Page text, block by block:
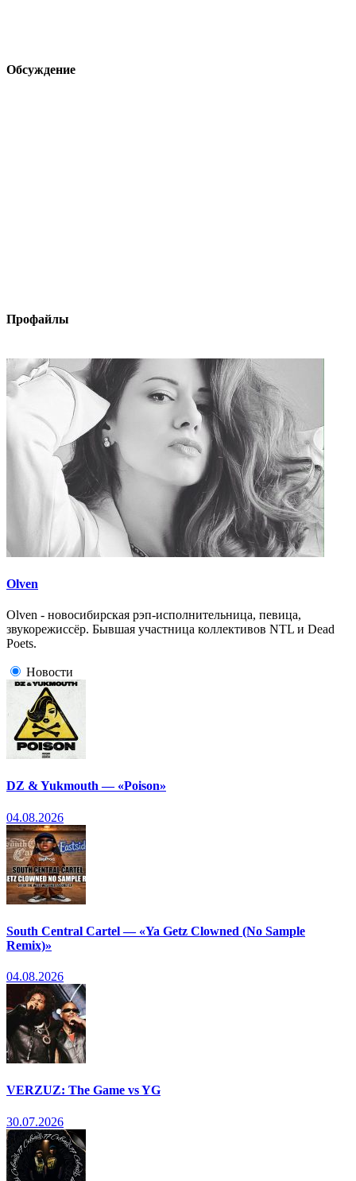
Обсуждение
Профайлы
Olven
Olven - новосибирская рэп-исполнительница, певица,
звукорежиссёр. Бывшая участница коллективов NTL и Dead
Poets.
Новости
DZ & Yukmouth — «Poison»
04.08.2026
South Central Cartel — «Ya Getz Clowned (No Sample
Remix)»
04.08.2026
VERZUZ: The Game vs YG
30.07.2026